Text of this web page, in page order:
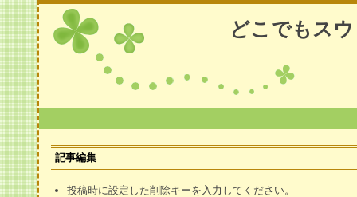
どこでもス
記事編集
投稿時に設定した削除キーを入力してください。